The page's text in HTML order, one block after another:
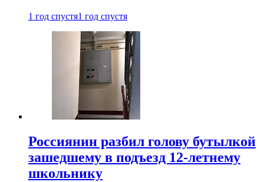
1 год спустя1 год спустя
Россиянин разбил голову бутылкой
зашедшему в подъезд 12-летнему
школьнику